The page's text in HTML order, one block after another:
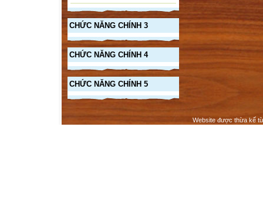
CHỨC NĂNG CHÍNH 3
CHỨC NĂNG CHÍNH 4
CHỨC NĂNG CHÍNH 5
Website được thừa kế